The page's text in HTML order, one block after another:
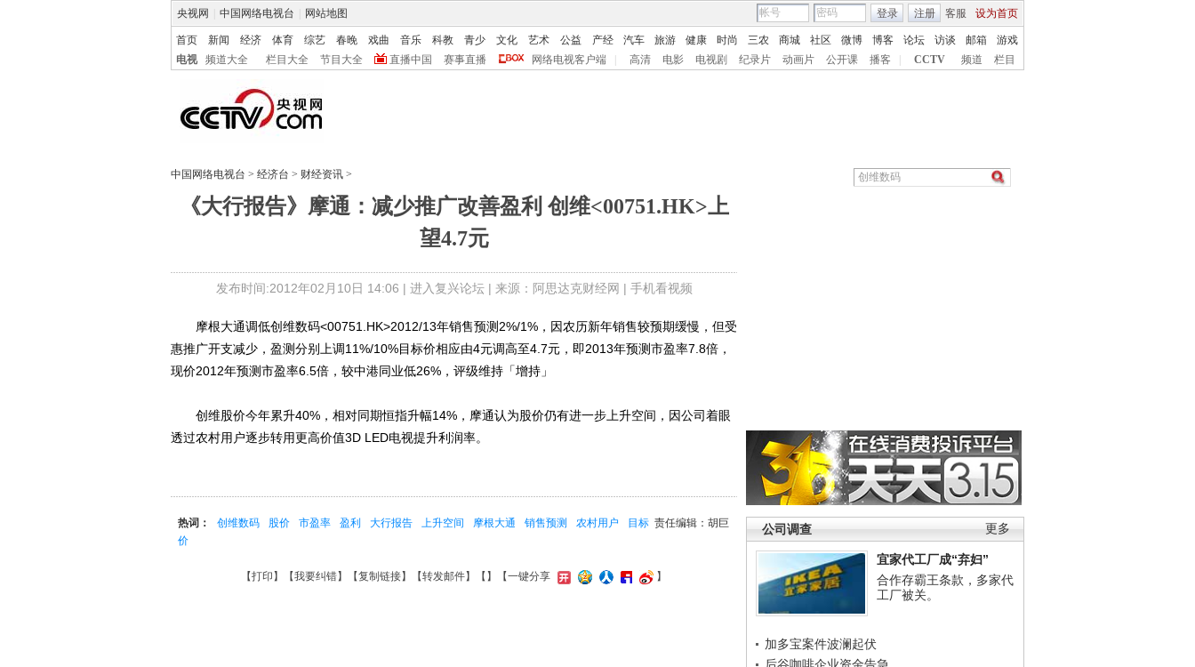
央视网 中国网络电视台 网站地图 客服 设为首页
登录 注册
首页 新闻 经济 体育 综艺 春晚 戏曲 音乐 科教 青少 文化 艺术 公益 产经 汽车 旅游 健康 时尚 三农 商城 社区 微博 博客 论坛 访谈 邮箱
游戏
电视
频道大全 栏目大全 节目大全 直播中国 赛事直播 网络电视客户端 高清 电影 电视剧 纪录片 动画片 公开课 播客 CCTV 频道 栏目
中国网络电视台 > 经济台 > 财经资讯 >
《大行报告》摩通：减少推广改善盈利 创维<00751.HK>上
望4.7元
发布时间:2012年02月10日 14:06 | 进入复兴论坛| 来源：阿思达克财经网 | 手机看视频
更多
公司调查
宜家代工厂成“弃妇”
合作存霸王条款，多家代
工厂被关。
加多宝案件波澜起伏
摩根大通调低创维数码<00751.HK>2012/13年销售预测2%/1%，因农历新年销售较预期缓慢，但受
惠推广开支减少，盈测分别上调11%/10%目标价相应由4元调高至4.7元，即2013年预测市盈率7.8倍，
现价2012年预测市盈率6.5倍，较中港同业低26%，评级维持「增持」
创维股价今年累升40%，相对同期恒指升幅14%，摩通认为股价仍有进一步上升空间，因公司着眼
透过农村用户逐步转用更高价值3D LED电视提升利润率。
责任编辑：胡巨
热词： 创维数码 股价 市盈率 盈利 大行报告 上升空间 摩根大通 销售预测 农村用户
目标
价
【打印 】【我要纠错】【复制链接】【转发邮件】【 】 【一键分享 】